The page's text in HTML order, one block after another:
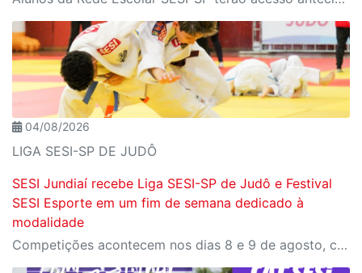
04/08/2026
LIGA SESI-SP DE JUDÔ
SESI Jundiaí recebe Liga SESI-SP de Judô e Festival
SESI Esporte em um fim de semana dedicado à
modalidade
Competições acontecem nos dias 8 e 9 de agosto, com entrada gratuita e programação voltada ao desenvolvimento esportivo e à formação de crianças e jovens